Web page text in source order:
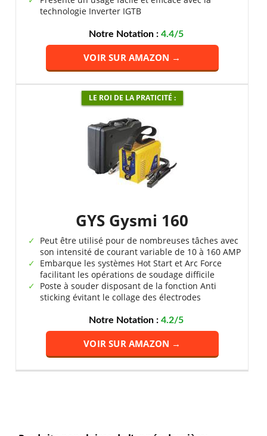
technologie Inverter IGTB
Notre Notation :4.4/5
VOIR SUR AMAZON →
LE ROI DE LA PRATICITÉ :
GYS Gysmi 160
Peut être utilisé pour de nombreuses tâches avec
son intensité de courant variable de 10 à 160 AMP
Embarque les systèmes Hot Start et Arc Force
facilitant les opérations de soudage difficile
Poste à souder disposant de la fonction Anti
sticking évitant le collage des électrodes
Notre Notation :4.2/5
VOIR SUR AMAZON →